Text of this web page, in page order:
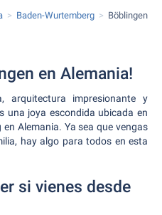
Baden-Wurtemberg Böblingen
en Alemania!
arquitectura impresionante y
una joya escondida ubicada en
Alemania. Ya sea que vengas
hay algo para todos en esta
si vienes desde